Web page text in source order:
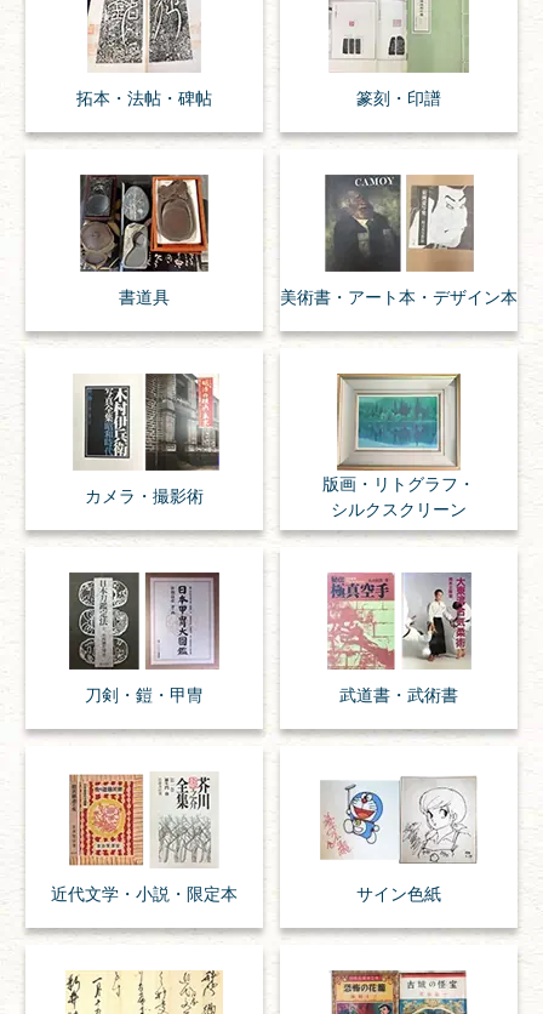
拓本・法帖・ 碑帖 篆刻・印譜
書道具 美術書・アート本・ デザイン本
カメラ・撮影術
版画・リトグラフ・
シルクスクリーン
刀剣・ 鎧・ 甲冑 武道書・ 武術書
近代文学・ 小説・限定本 サイン色紙